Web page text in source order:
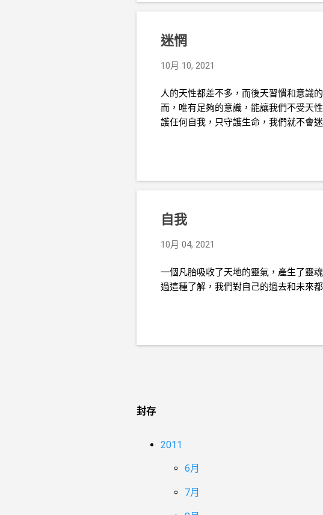
迷惘
10月 10, 2021
人的天性都差不多，而後天習慣和意識
而，唯有足夠的意識，能讓我們不受天
護任何自我，只守護生命，我們就不會迷
自我
10月 04, 2021
一個凡胎吸收了天地的靈氣，產生了靈
過這種了解，我們對自己的過去和未來
封存
2011
6月
7月